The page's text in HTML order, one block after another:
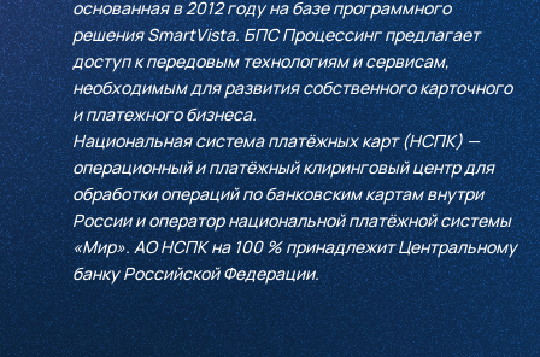
основанная в 2012 году на базе программного
решения SmartVista. БПС Процессинг предлагает
доступ к передовым технологиям и сервисам,
необходимым для развития собственного карточного
и платежного бизнеса.
Национальная система платёжных карт (НСПК) —
операционный и платёжный клиринговый центр для
обработки операций по банковским картам внутри
России и оператор национальной платёжной системы
«Мир». АО НСПК на 100 % принадлежит Центральному
банку Российской Федерации.